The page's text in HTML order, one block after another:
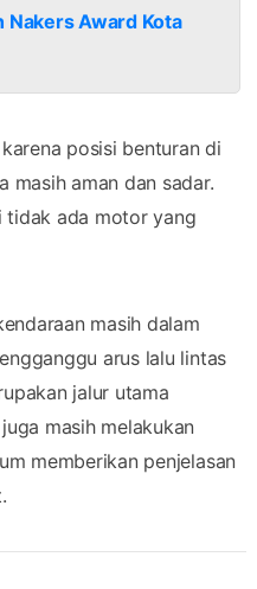
Nakers Award Kota
posisi benturan di
masih aman dan sadar.
tidak ada motor yang
masih dalam
arus lalu lintas
jalur utama
masih melakukan
memberikan penjelasan